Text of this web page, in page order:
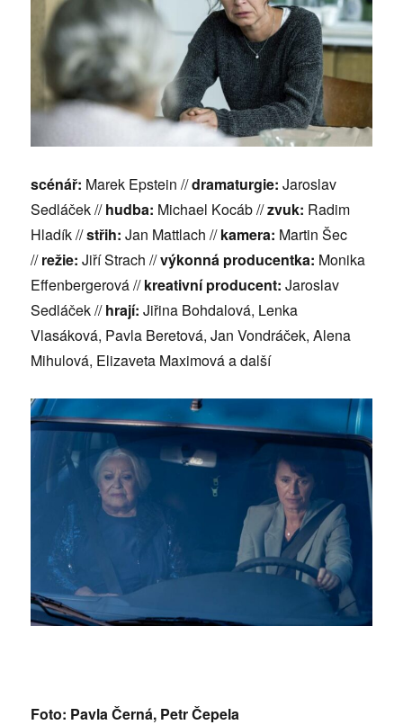
scénář: Marek Epstein //dramaturgie:Jaroslav
Sedláček //hudba: Michael Kocáb //zvuk: Radim
Hladík //střih: Jan Mattlach //kamera: Martin Šec
//režie: Jiří Strach //výkonná producentka: Monika
Effenbergerová //kreativní producent: Jaroslav
Sedláček //hrají: Jiřina Bohdalová, Lenka
Vlasáková, Pavla Beretová, Jan Vondráček, Alena
Mihulová, Elizaveta Maximová a další
Foto: Pavla Černá, Petr Čepela